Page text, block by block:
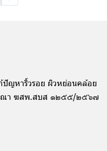
ปัญหาริ้วรอย ผิวหย่อนคล้อย
ณา ฆสพ.สบส ๑๒๕๕/๒๕๖๗